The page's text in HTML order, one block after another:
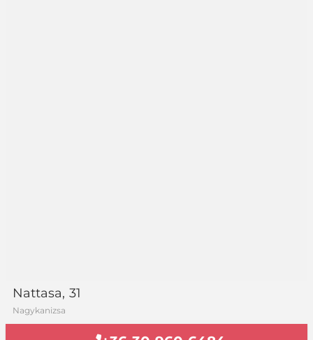
Nattasa, 31
Nagykanizsa